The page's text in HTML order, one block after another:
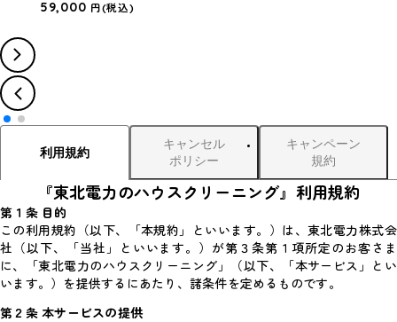
59,000 円(税込)
利用規約
キャンセル
ポリシー
キャンペーン
規約
『東北電力のハウスクリーニング』利用規約
第１条 目的
この利用規約（以下、「本規約」といいます。）は、東北電力株式会
社（以下、「当社」といいます。）が第３条第１項所定のお客さま
に、「東北電力のハウスクリーニング」（以下、「本サービス」とい
います。）を提供するにあたり、諸条件を定めるものです。
第２条 本サービスの提供